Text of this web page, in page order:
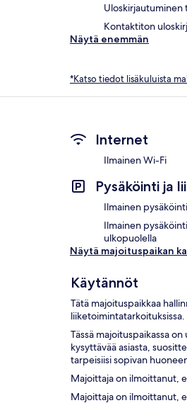
Uloskirjautuminen
Kontaktiton
Näytä enemmän
*Katso tiedot lisäkuluista
Internet
Ilmainen Wi-Fi
Pysäköinti ja
Ilmainen
Ilmainen
ulkopuolella
Näytä majoituspaikan
Käytännöt
Tätä majoituspaikkaa
liiketoimintatarkoituksissa.
Tässä majoituspaikassa
kysyttävää asiasta,
tarpeisiisi sopivan
Majoittaja on ilmoittanut,
Majoittaja on ilmoittanut,